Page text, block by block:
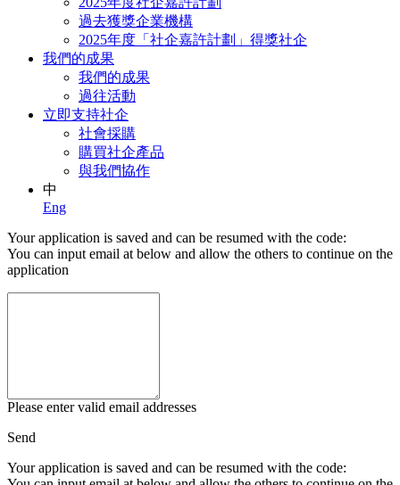
過去獲獎企業機構
2025年度「社企嘉許計劃」得獎社企
我們的成果
我們的成果
過往活動
立即支持社企
社會採購
購買社企產品
與我們協作
中
Eng
Your application is saved and can be resumed with the code:
You can input email at below and allow the others to continue on the
application
Please enter valid email addresses
Send
Your application is saved and can be resumed with the code: